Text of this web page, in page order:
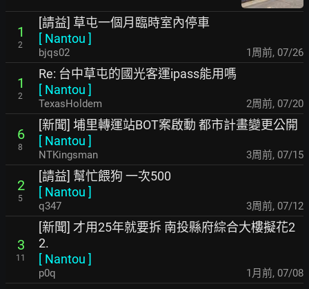
1
2
[請益] 草屯一個月臨時室內停車
[ Nantou ]
bjqs02 1周前, 07/26
1
2
Re: 台中草屯的國光客運ipass能用嗎
[ Nantou ]
TexasHoldem 2周前, 07/20
6
8
[新聞] 埔里轉運站BOT案啟動 都市計畫變更公開
[ Nantou ]
NTKingsman 3周前, 07/15
2
5
[請益] 幫忙餵狗 一次500
[ Nantou ]
q347 3周前, 07/12
3
11
[新聞] 才用25年就要拆 南投縣府綜合大樓擬花2
2.
[ Nantou ]
p0q 1月前, 07/08